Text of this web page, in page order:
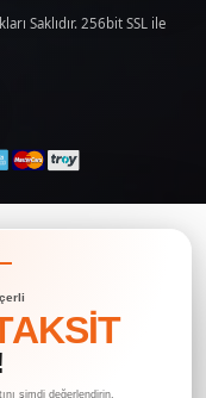
Saklıdır. 256bit SSL ile
şimdi değerlendirin.